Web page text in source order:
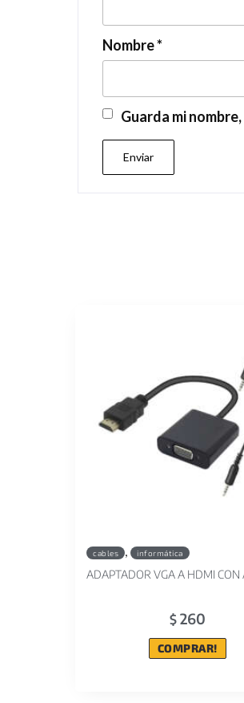
Nombre*
Guarda mi
cables , informática
ADAPTADOR VGA A HDMI CON
$260
COMPRAR!